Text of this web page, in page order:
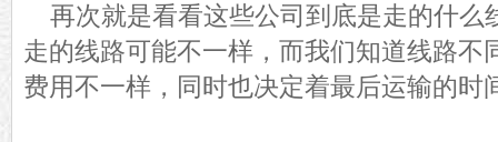
再次就是看看这些公司到底是走的什么
走的线路可能不一样，而我们知道线路不
费用不一样，同时也决定着最后运输的时